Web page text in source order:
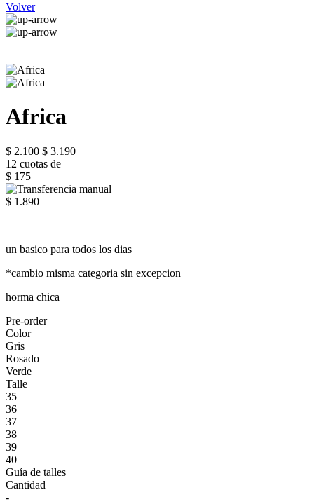
Volver
Africa
$ 2.100 $ 3.190
12 cuotas de
$ 175
$ 1.890
un basico para todos los dias
*cambio misma categoria sin excepcion
horma chica
Pre-order
Color
Gris
Rosado
Verde
Talle
35
36
37
38
39
40
Guía de talles
Cantidad
-